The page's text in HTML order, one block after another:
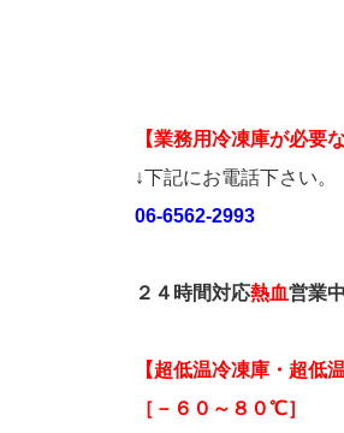
【業務用冷凍庫が必要
↓下記にお電話下さい。
06-6562-2993
２４時間対応熱血営業
【超低温冷凍庫・超低
［－６０～８０℃］